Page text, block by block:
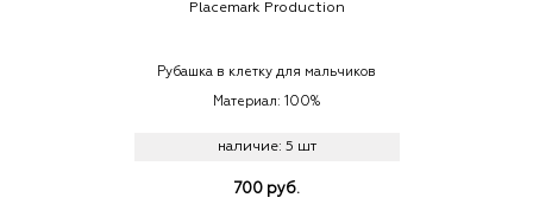
Placemark Production
Рубашка в клетку для мальчиков
Материал: 100%
наличие: 5 шт
700 руб.